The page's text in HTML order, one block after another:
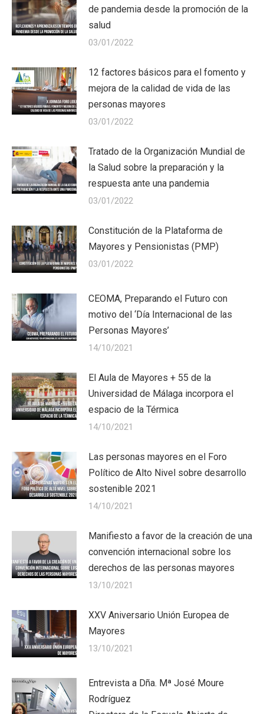
de pandemia desde la promoción de la
salud
03/01/2022
12 factores básicos para el fomento y
mejora de la calidad de vida de las
personas mayores
03/01/2022
Tratado de la Organización Mundial de
la Salud sobre la preparación y la
respuesta ante una pandemia
03/01/2022
Constitución de la Plataforma de
Mayores y Pensionistas (PMP)
03/01/2022
CEOMA, Preparando el Futuro con
motivo del ‘Día Internacional de las
Personas Mayores’
14/10/2021
El Aula de Mayores + 55 de la
Universidad de Málaga incorpora el
espacio de la Térmica
14/10/2021
Las personas mayores en el Foro
Político de Alto Nivel sobre desarrollo
sostenible 2021
14/10/2021
Manifiesto a favor de la creación de una
convención internacional sobre los
derechos de las personas mayores
13/10/2021
XXV Aniversario Unión Europea de
Mayores
13/10/2021
Entrevista a Dña. Mª José Moure
Rodríguez